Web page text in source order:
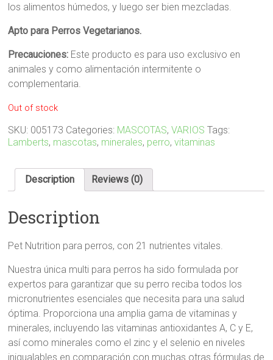
los alimentos húmedos, y luego ser bien mezcladas.
Apto para Perros Vegetarianos.
Precauciones: Este producto es para uso exclusivo en
animales y como alimentación intermitente o
complementaria.
Out of stock
SKU: 005173 Categories: MASCOTAS,VARIOS Tags:
Lamberts, mascotas, minerales, perro,vitaminas
Description Reviews (0)
Description
Pet Nutrition para perros, con 21 nutrientes vitales.
Nuestra única multi para perros ha sido formulada por
expertos para garantizar que su perro reciba todos los
micronutrientes esenciales que necesita para una salud
óptima. Proporciona una amplia gama de vitaminas y
minerales, incluyendo las vitaminas antioxidantes A, C y E,
así como minerales como el zinc y el selenio en niveles
inigualables en comparación con muchas otras fórmulas de